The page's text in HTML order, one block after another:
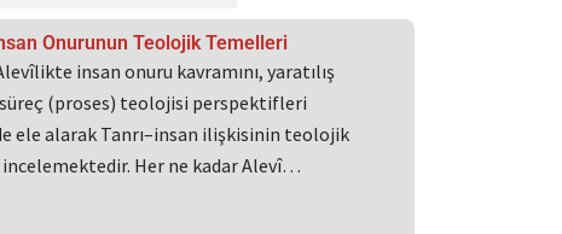
Onurunun Teolojik Temelleri
insan onuru kavramını, yaratılış
(proses) teolojisi perspektifleri
ele alarak Tanrı–insan ilişkisinin teolojik
Her ne kadar Alevî…
Sayfa